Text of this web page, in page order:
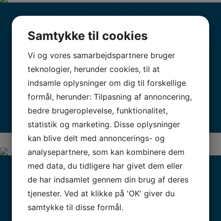
Køb et gavekort til et af vores populære
Motorpasser kurser. Gavekortet sendes på mail.
Køb nu
GAVEKORT YACHTSKIPPER 3
4.995 DKK (+ evt. prøve)
Samtykke til cookies
Vi og vores samarbejdspartnere bruger
teknologier, herunder cookies, til at
indsamle oplysninger om dig til forskellige
formål, herunder: Tilpasning af annoncering,
bedre brugeroplevelse, funktionalitet,
statistik og marketing. Disse oplysninger
kan blive delt med annoncerings- og
analysepartnere, som kan kombinere dem
med data, du tidligere har givet dem eller
de har indsamlet gennem din brug af deres
tjenester. Ved at klikke på 'OK' giver du
samtykke til disse formål.